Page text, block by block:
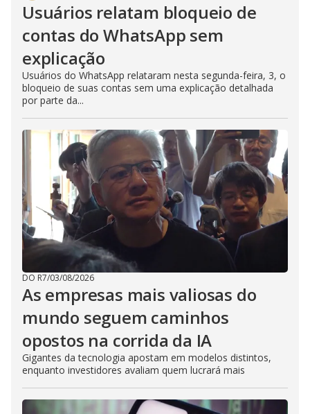
Usuários relatam bloqueio de
contas do WhatsApp sem
explicação
Usuários do WhatsApp relataram nesta segunda-feira, 3, o
bloqueio de suas contas sem uma explicação detalhada
por parte da...
DO R7/03/08/2026
As empresas mais valiosas do
mundo seguem caminhos
opostos na corrida da IA
Gigantes da tecnologia apostam em modelos distintos,
enquanto investidores avaliam quem lucrará mais